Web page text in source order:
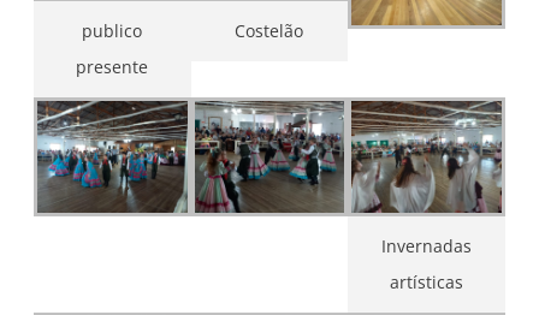
publico
presente
Costelão
Invernadas
artísticas